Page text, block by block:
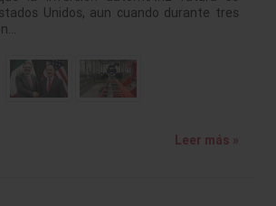
Unidos, aun cuando durante tres
Leer más »